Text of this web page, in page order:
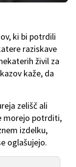
ki bi potrdili
raziskave
živil za
kaže, da
zelišč ali
morejo potrditi,
izdelku,
oglašujejo.